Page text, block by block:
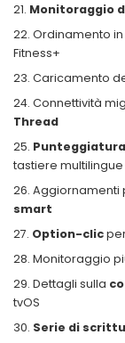
Monitoraggio
Ordinamento
Fitness+
Caricamento
Connettività
Thread
tastiere multilingue
Aggiornamenti
smart
Option-clic
Monitoraggio
Dettagli sulla
tvOS
Serie di